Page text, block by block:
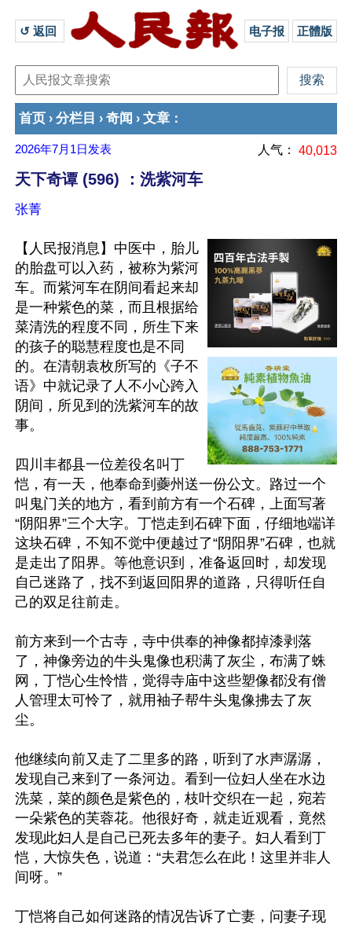
↺ 返回 电子报 正體版
首页 › 分栏目 › 奇闻 › 文章 ：
2026年7月1日 发表 人气： 40,013
天下奇谭 (596) ：洗紫河车
张菁
【人民报消息】中医中，胎儿
的胎盘可以入药，被称为紫河
车。而紫河车在阴间看起来却
是一种紫色的菜，而且根据给
菜清洗的程度不同，所生下来
的孩子的聪慧程度也是不同
的。在清朝袁枚所写的《子不
语》中就记录了人不小心跨入
阴间，所见到的洗紫河车的故
事。
四川丰都县一位差役名叫丁
恺，有一天，他奉命到虁州送一份公文。路过一个
叫鬼门关的地方，看到前方有一个石碑，上面写著
“阴阳界”三个大字。丁恺走到石碑下面，仔细地端详
这块石碑，不知不觉中便越过了“阴阳界”石碑，也就
是走出了阳界。等他意识到，准备返回时，却发现
自己迷路了，找不到返回阳界的道路，只得听任自
己的双足往前走。
前方来到一个古寺，寺中供奉的神像都掉漆剥落
了，神像旁边的牛头鬼像也积满了灰尘，布满了蛛
网，丁恺心生怜惜，觉得寺庙中这些塑像都没有僧
人管理太可怜了，就用袖子帮牛头鬼像拂去了灰
尘。
他继续向前又走了二里多的路，听到了水声潺潺，
发现自己来到了一条河边。看到一位妇人坐在水边
洗菜，菜的颜色是紫色的，枝叶交织在一起，宛若
一朵紫色的芙蓉花。他很好奇，就走近观看，竟然
发现此妇人是自己已死去多年的妻子。妇人看到丁
恺，大惊失色，说道：“夫君怎么在此！这里并非人
间呀。”
丁恺将自己如何迷路的情况告诉了亡妻，问妻子现